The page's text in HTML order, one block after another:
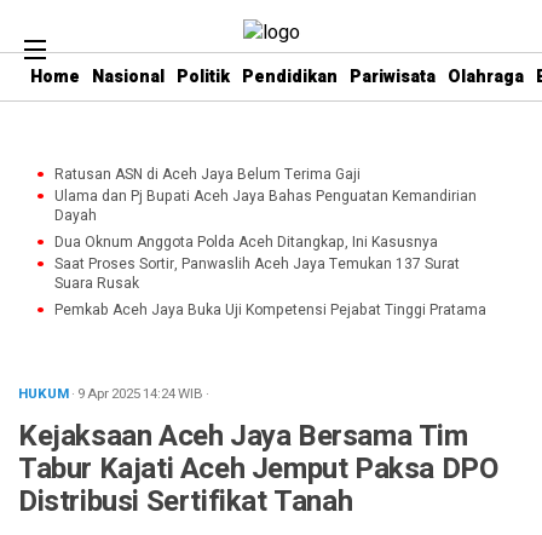
Home Nasional Politik Pendidikan Pariwisata Olahraga
Ratusan ASN di Aceh Jaya Belum Terima Gaji
Ulama dan Pj Bupati Aceh Jaya Bahas Penguatan Kemandirian
Dayah
Dua Oknum Anggota Polda Aceh Ditangkap, Ini Kasusnya
Saat Proses Sortir, Panwaslih Aceh Jaya Temukan 137 Surat
Suara Rusak
Pemkab Aceh Jaya Buka Uji Kompetensi Pejabat Tinggi Pratama
HUKUM· 9 Apr 202514:24WIB ·
Kejaksaan Aceh Jaya Bersama Tim
Tabur Kajati Aceh Jemput Paksa DPO
Distribusi Sertifikat Tanah